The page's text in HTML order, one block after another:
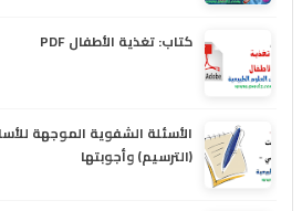
كتاب: تغذية الأطفال PDF
الأسئلة الشفوية الموجهة
(الترسيم) وأجوبتها